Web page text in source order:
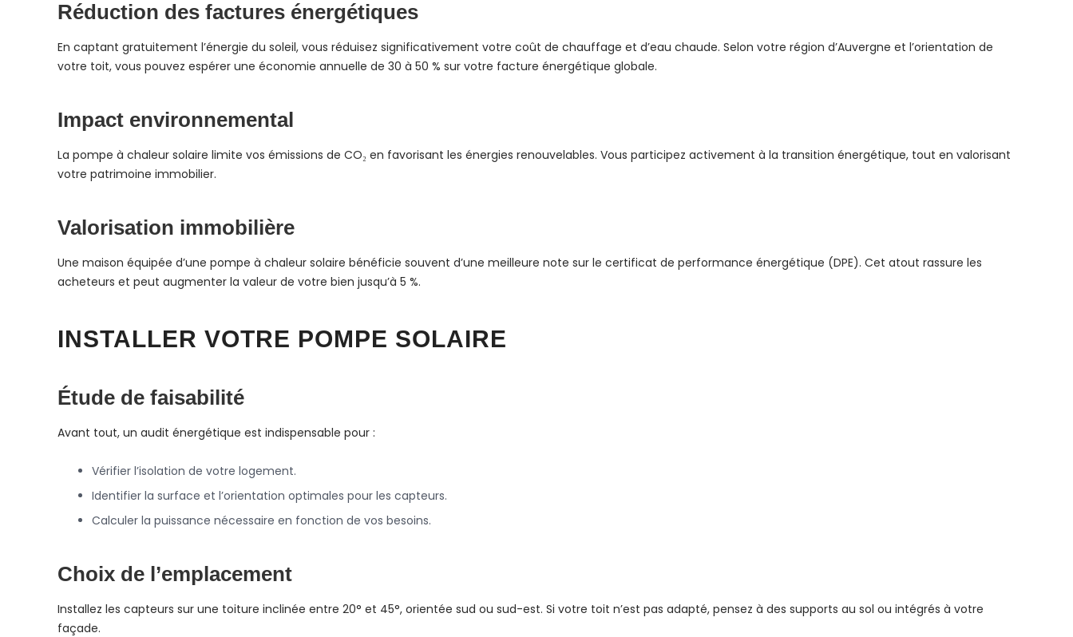
Réduction des factures énergétiques
En captant gratuitement l’énergie du soleil, vous réduisez significativement votre coût de chauffage et d’eau chaude. Selon votre région d’Auvergne et l’orientation de
votre toit, vous pouvez espérer une économie annuelle de 30 à 50 % sur votre facture énergétique globale.
Impact environnemental
La pompe à chaleur solaire limite vos émissions de CO₂ en favorisant les énergies renouvelables. Vous participez activement à la transition énergétique, tout en valorisant
votre patrimoine immobilier.
Valorisation immobilière
Une maison équipée d’une pompe à chaleur solaire bénéficie souvent d’une meilleure note sur le certificat de performance énergétique (DPE). Cet atout rassure les
acheteurs et peut augmenter la valeur de votre bien jusqu’à 5 %.
INSTALLER VOTRE POMPE SOLAIRE
Étude de faisabilité
Avant tout, un audit énergétique est indispensable pour :
Vérifier l’isolation de votre logement.
Identifier la surface et l’orientation optimales pour les capteurs.
Calculer la puissance nécessaire en fonction de vos besoins.
Choix de l’emplacement
Installez les capteurs sur une toiture inclinée entre 20° et 45°, orientée sud ou sud-est. Si votre toit n’est pas adapté, pensez à des supports au sol ou intégrés à votre
façade.